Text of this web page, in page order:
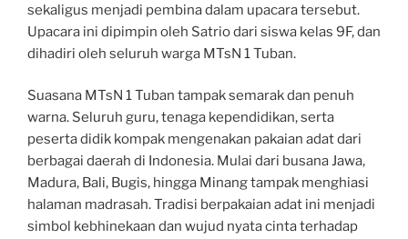
sekaligus menjadi pembina dalam upacara tersebut.
Upacara ini dipimpin oleh Satrio dari siswa kelas 9F, dan
dihadiri oleh seluruh warga MTsN 1 Tuban.
Suasana MTsN 1 Tuban tampak semarak dan penuh
warna. Seluruh guru, tenaga kependidikan, serta
peserta didik kompak mengenakan pakaian adat dari
berbagai daerah di Indonesia. Mulai dari busana Jawa,
Madura, Bali, Bugis, hingga Minang tampak menghiasi
halaman madrasah. Tradisi berpakaian adat ini menjadi
simbol kebhinekaan dan wujud nyata cinta terhadap